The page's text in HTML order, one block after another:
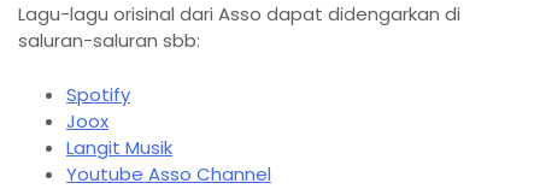
Lagu-lagu orisinal dari Asso dapat didengarkan di
saluran-saluran sbb:
Spotify
Joox
Langit Musik
Youtube Asso Channel